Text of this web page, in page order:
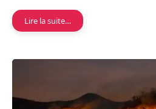
Lire la suite…